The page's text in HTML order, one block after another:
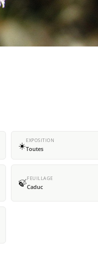
☀️EXPOSITION
Toutes
🍃FEUILLAGE
Caduc